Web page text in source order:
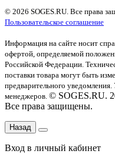
© 2026 SOGES.RU. Все права
Пользовательское соглашение
Информация на сайте носит
офертой, определяемой
Российской Федерации.
поставки товара могут быть
предварительного
менеджеров. © SOGES.RU.
Все права защищены.
Назад
Вход в личный кабинет